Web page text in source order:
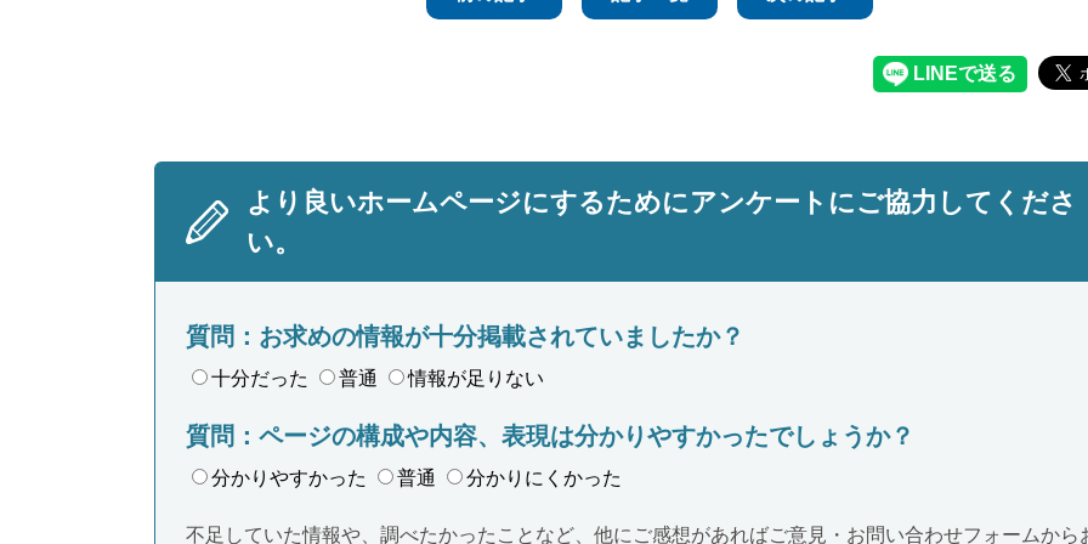
より良いホームページにするためにアンケートにご協力してくださ
い。
質問：お求めの情報が十分掲載されていましたか？
十分だった 普通 情報が足りない
質問：ページの構成や内容、表現は分かりやすかったでしょうか？
分かりやすかった 普通 分かりにくかった
不足していた情報や、調べたかったことなど、他にご感想があればご意見・お問い合わせフォームから